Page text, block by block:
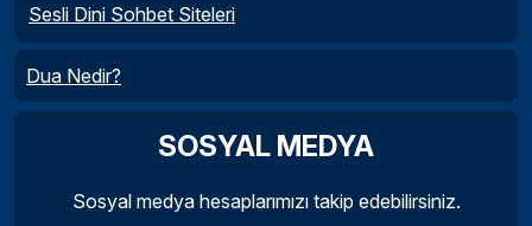
Sesli Dini Sohbet Siteleri
Dua Nedir?
SOSYAL MEDYA
Sosyal medya hesaplarımızı takip edebilirsiniz.